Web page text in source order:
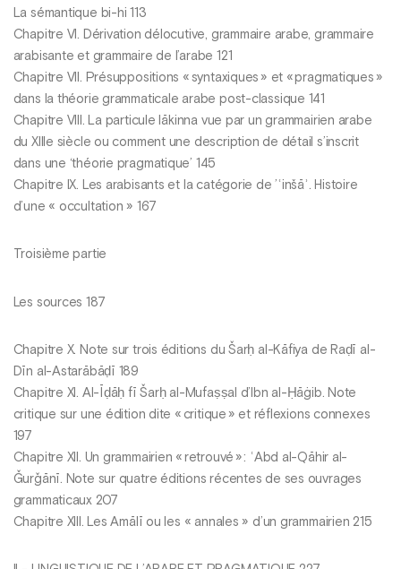
La sémantique bi-hi 113
Chapitre VI. Dérivation délocutive, grammaire arabe, grammaire
arabisante et grammaire de l’arabe 121
Chapitre VII. Présuppositions « syntaxiques » et « pragmatiques »
dans la théorie grammaticale arabe post-classique 141
Chapitre VIII. La particule lākinna vue par un grammairien arabe
du XIIIe siècle ou comment une description de détail s’inscrit
dans une ‘théorie pragmatique’ 145
Chapitre IX. Les arabisants et la catégorie de ’ʿinšāʾ. Histoire
d’une « occultation » 167
Troisième partie
Les sources 187
Chapitre X. Note sur trois éditions du Šarḥ al-Kāfiya de Raḍī al-
Dīn al-Astarābāḍī 189
Chapitre XI. Al-Īḍāḥ fī Šarḥ al-Mufaṣṣal d’Ibn al-Ḥāġib. Note
critique sur une édition dite « critique » et réflexions connexes
197
Chapitre XII. Un grammairien « retrouvé » : ʿAbd al-Qāhir al-
Ǧurǧānī. Note sur quatre éditions récentes de ses ouvrages
grammaticaux 207
Chapitre XIII. Les Amālī ou les « annales » d’un grammairien 215